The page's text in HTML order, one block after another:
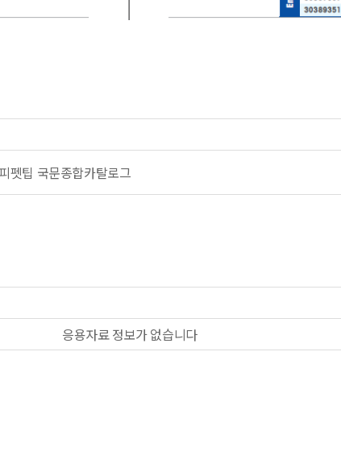
펫팁 국문종합카탈로그
응용자료 정보가 없습니다